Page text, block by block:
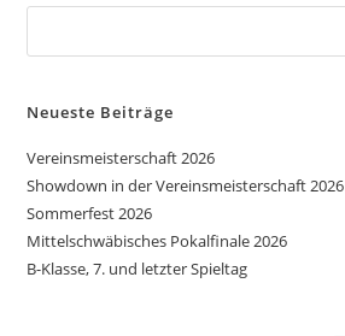
Neueste Beiträge
Vereinsmeisterschaft 2026
Showdown in der Vereinsmeisterschaft 2026
Sommerfest 2026
Mittelschwäbisches Pokalfinale 2026
B-Klasse, 7. und letzter Spieltag